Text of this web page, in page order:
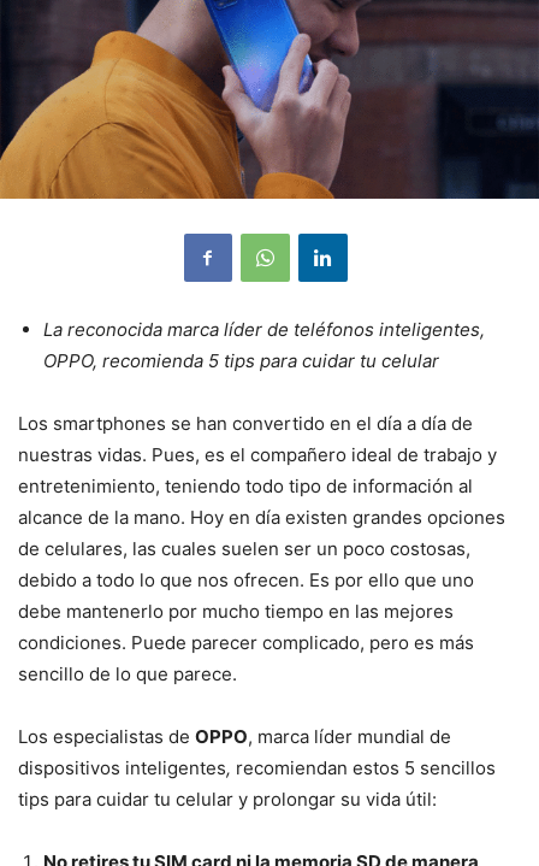
La reconocida marca líder de teléfonos inteligentes,
OPPO, recomienda 5 tips para cuidar tu celular
Los smartphones se han convertido en el día a día de
nuestras vidas. Pues, es el compañero ideal de trabajo y
entretenimiento, teniendo todo tipo de información al
alcance de la mano. Hoy en día existen grandes opciones
de celulares, las cuales suelen ser un poco costosas,
debido a todo lo que nos ofrecen. Es por ello que uno
debe mantenerlo por mucho tiempo en las mejores
condiciones. Puede parecer complicado, pero es más
sencillo de lo que parece.
Los especialistas de OPPO, marca líder mundial de
dispositivos inteligentes, recomiendan estos 5 sencillos
tips para cuidar tu celular y prolongar su vida útil:
No retires tu SIM card ni la memoria SD de manera